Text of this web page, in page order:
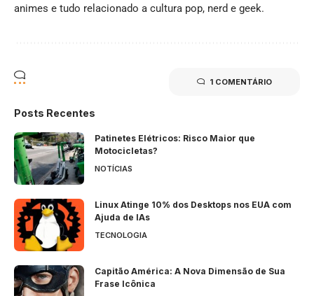
animes e tudo relacionado a cultura pop, nerd e geek.
1 COMENTÁRIO
Posts Recentes
Patinetes Elétricos: Risco Maior que
Motocicletas?
NOTÍCIAS
Linux Atinge 10% dos Desktops nos EUA com
Ajuda de IAs
TECNOLOGIA
Capitão América: A Nova Dimensão de Sua
Frase Icônica